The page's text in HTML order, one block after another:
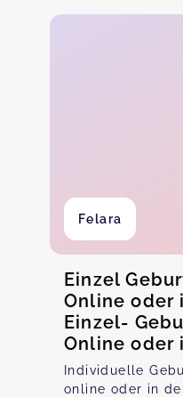
Felara
Einzel
Online oder
Einzel-
Online oder
Individuelle
online oder in